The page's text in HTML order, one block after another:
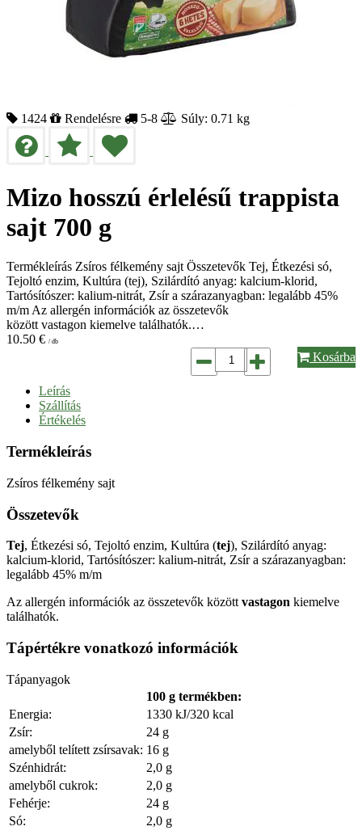
1424 Rendelésre 5-8 Súly: 0.71 kg
Mizo hosszú érlelésű trappista
sajt 700 g
Termékleírás Zsíros félkemény sajt Összetevők Tej, Étkezési só,
Tejoltó enzim, Kultúra (tej), Szilárdító anyag: kalcium-klorid,
Tartósítószer: kalium-nitrát, Zsír a szárazanyagban: legalább 45%
m/m Az allergén információk az összetevők
között vastagon kiemelve találhatók.…
10.50 € / db
Kosárba
Leírás
Szállítás
Értékelés
Termékleírás
Zsíros félkemény sajt
Összetevők
Tej, Étkezési só, Tejoltó enzim, Kultúra (tej), Szilárdító anyag:
kalcium-klorid, Tartósítószer: kalium-nitrát, Zsír a szárazanyagban:
legalább 45% m/m
Az allergén információk az összetevők között vastagon kiemelve
találhatók.
Tápértékre vonatkozó információk
Tápanyagok
100 g termékben:
Energia:
1330 kJ/320 kcal
Zsír:
24 g
amelyből telített zsírsavak: 16 g
Szénhidrát:
2,0 g
amelyből cukrok:
2,0 g
Fehérje:
24 g
Só:
2,0 g